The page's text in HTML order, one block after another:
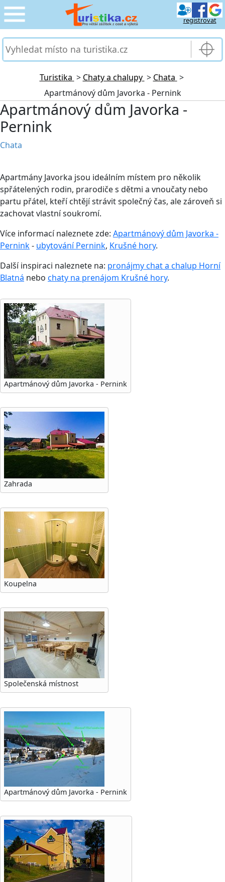
registrovat
CESTOVÁNÍ
PRO TURISTY ›
MOJE TURISTIKA
Turistika > Chaty a chalupy > Chata >
Apartmánový dům Javorka - Pernink
Apartmánový dům Javorka -
Pernink
Chata
Apartmány Javorka jsou ideálním místem pro několik
spřátelených rodin, prarodiče s dětmi a vnoučaty nebo
partu přátel, kteří chtějí strávit společný čas, ale zároveň si
zachovat vlastní soukromí.
Více informací naleznete zde: Apartmánový dům Javorka -
Pernink- ubytování Pernink, Krušné hory.
Další inspiraci naleznete na: pronájmy chat a chalup Horní
Blatná nebo chaty na prenájom Krušné hory.
Apartmánový dům Javorka - Pernink
Zahrada
Koupelna
Společenská místnost
Apartmánový dům Javorka - Pernink